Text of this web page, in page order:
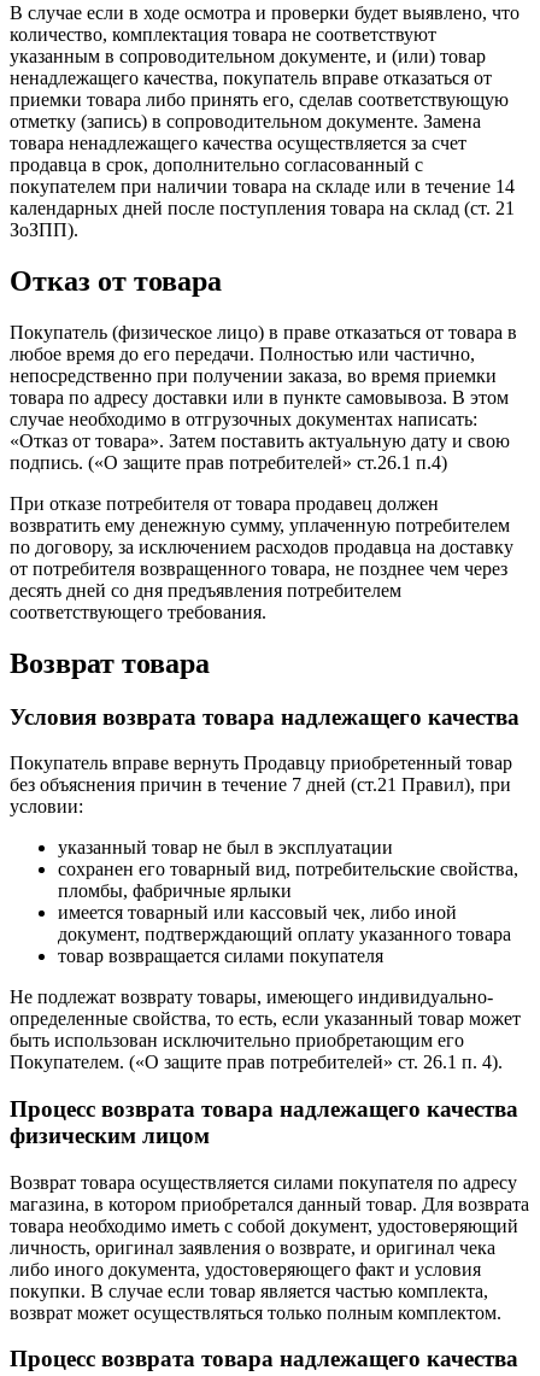
В случае если в ходе осмотра и проверки будет выявлено, что
количество, комплектация товара не соответствуют
указанным в сопроводительном документе, и (или) товар
ненадлежащего качества, покупатель вправе отказаться от
приемки товара либо принять его, сделав соответствующую
отметку (запись) в сопроводительном документе. Замена
товара ненадлежащего качества осуществляется за счет
продавца в срок, дополнительно согласованный с
покупателем при наличии товара на складе или в течение 14
календарных дней после поступления товара на склад (ст. 21
ЗоЗПП).
Отказ от товара
Покупатель (физическое лицо) в праве отказаться от товара в
любое время до его передачи. Полностью или частично,
непосредственно при получении заказа, во время приемки
товара по адресу доставки или в пункте самовывоза. В этом
случае необходимо в отгрузочных документах написать:
«Отказ от товара». Затем поставить актуальную дату и свою
подпись. («О защите прав потребителей» ст.26.1 п.4)
При отказе потребителя от товара продавец должен
возвратить ему денежную сумму, уплаченную потребителем
по договору, за исключением расходов продавца на доставку
от потребителя возвращенного товара, не позднее чем через
десять дней со дня предъявления потребителем
соответствующего требования.
Возврат товара
Условия возврата товара надлежащего качества
Покупатель вправе вернуть Продавцу приобретенный товар
без объяснения причин в течение 7 дней (ст.21 Правил), при
условии:
указанный товар не был в эксплуатации
сохранен его товарный вид, потребительские свойства,
пломбы, фабричные ярлыки
имеется товарный или кассовый чек, либо иной
документ, подтверждающий оплату указанного товара
товар возвращается силами покупателя
Не подлежат возврату товары, имеющего индивидуально-
определенные свойства, то есть, если указанный товар может
быть использован исключительно приобретающим его
Покупателем. («О защите прав потребителей» ст. 26.1 п. 4).
Процесс возврата товара надлежащего качества
физическим лицом
Возврат товара осуществляется силами покупателя по адресу
магазина, в котором приобретался данный товар. Для возврата
товара необходимо иметь с собой документ, удостоверяющий
личность, оригинал заявления о возврате, и оригинал чека
либо иного документа, удостоверяющего факт и условия
покупки. В случае если товар является частью комплекта,
возврат может осуществляться только полным комплектом.
Процесс возврата товара надлежащего качества